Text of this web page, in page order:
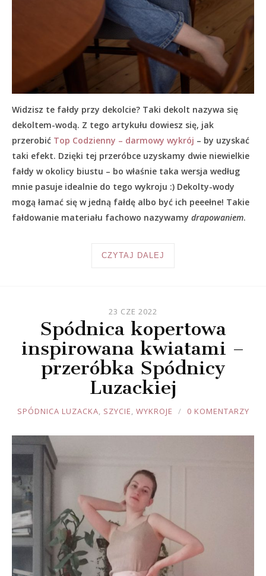
Widzisz te fałdy przy dekolcie? Taki dekolt nazywa się
dekoltem-wodą. Z tego artykułu dowiesz się, jak
przerobić Top Codzienny – darmowy wykrój – by uzyskać
taki efekt. Dzięki tej przeróbce uzyskamy dwie niewielkie
fałdy w okolicy biustu – bo właśnie taka wersja według
mnie pasuje idealnie do tego wykroju :) Dekolty-wody
mogą łamać się w jedną fałdę albo być ich peeełne! Takie
fałdowanie materiału fachowo nazywamy drapowaniem.
CZYTAJ DALEJ
23 CZE 2022
Spódnica kopertowa
inspirowana kwiatami –
przeróbka Spódnicy
Luzackiej
JOULE
SPÓDNICA LUZACKA, SZYCIE, WYKROJE 0 KOMENTARZY